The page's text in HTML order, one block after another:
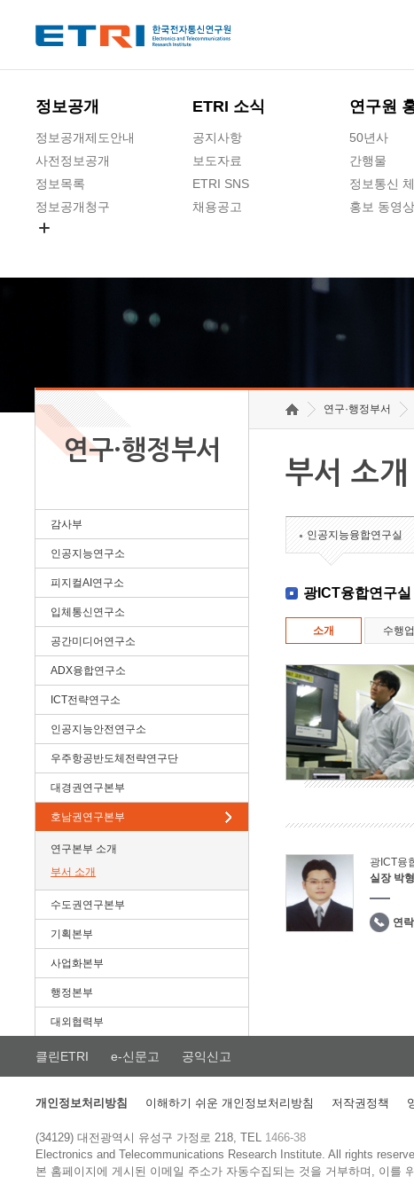
정보공개
정보공개제도안내
사전정보공개
정보목록
정보공개청구
ETRI 소식
공지사항
보도자료
ETRI SNS
채용공고
연구원
50년사
간행물
정보통신
홍보 동영상
연구·행정부서
감사부
인공지능연구소
피지컬AI연구소
입체통신연구소
공간미디어연구소
ADX융합연구소
ICT전략연구소
인공지능안전연구소
우주항공반도체전략연구단
대경권연구본부
호남권연구본부
연구본부 소개
부서 소개
수도권연구본부
기획본부
사업화본부
행정본부
대외협력부
연구·행정부서
부서 소개
인공지능융합연구실
광ICT융합연구실
소개 수행
광ICT융
실장 박
연
클린ETRI e-신문고 공익신고
개인정보처리방침 이해하기 쉬운 개인정보처리방침 저작권정책
(34129) 대전광역시 유성구 가정로 218, TEL 1466-38
Electronics and Telecommunications Research Institute.All rights
본 홈페이지에 게시된 이메일 주소가 자동수집되는 것을 거부하며, 이를